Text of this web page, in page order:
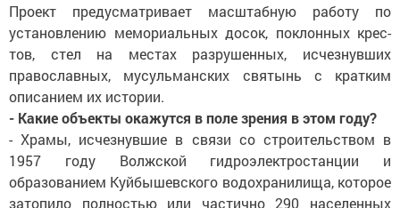
Проект предусмат­ривает масштабную работу по
установлению мемориальных досок, поклонных крес­
тов, стел на местах разрушенных, исчезнувших
православных, мусульманских святынь с кратким
описанием их истории.
- Какие объекты окажутся в поле зрения в этом году?
- Храмы, исчезнувшие в связи со строительством в
1957 году Волжской гидроэлектростанции и
образованием Куйбышевского водохранилища, которое
затопило полностью или частично 290 населенных